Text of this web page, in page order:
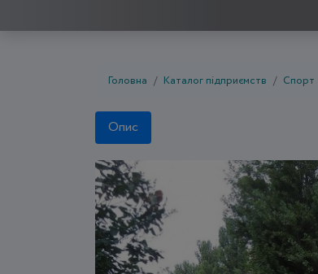
Головна Каталог підприємств Спорт
Опис